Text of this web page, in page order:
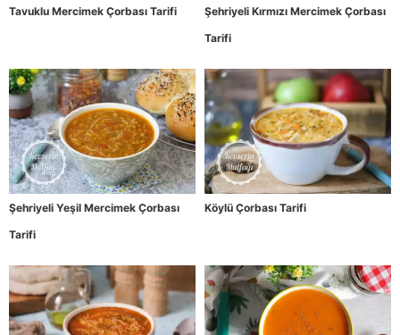
Tavuklu Mercimek Çorbası Tarifi
Şehriyeli Kırmızı Mercimek Çorbası
Tarifi
Şehriyeli Yeşil Mercimek Çorbası
Tarifi
Köylü Çorbası Tarifi